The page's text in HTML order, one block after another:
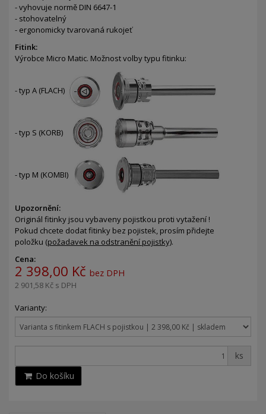
- vyhovuje normě DIN 6647-1
- stohovatelný
- ergonomicky tvarovaná rukojeť
Fitink:
Výrobce Micro Matic. Možnost volby typu fitinku:
- typ A (FLACH)
- typ S (KORB)
- typ M (KOMBI)
Upozornění:
Originál fitinky jsou vybaveny pojistkou proti vytažení !
Pokud chcete dodat fitinky bez pojistek, prosím přidejte
položku (požadavek na odstranění pojistky).
Cena:
2 398,00 Kč bez DPH
2 901,58 Kč s DPH
Varianty:
ks
Do košíku